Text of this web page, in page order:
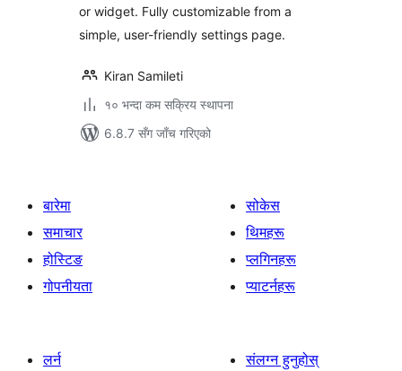
or widget. Fully customizable from a
simple, user-friendly settings page.
Kiran Samileti
१० भन्दा कम सक्रिय स्थापना
6.8.7 सँग जाँच गरिएको
बारेमा
समाचार
होस्टिङ
गोपनीयता
सोकेस
थिमहरू
प्लगिनहरू
प्याटर्नहरू
लर्न
संलग्न हुनुहोस्